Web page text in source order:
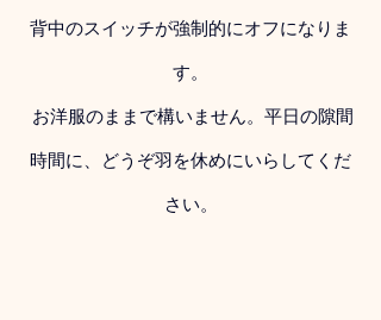
背中のスイッチが強制的にオフになりま
す。
時間に、どうぞ羽を休めにいらしてくだ
さい。